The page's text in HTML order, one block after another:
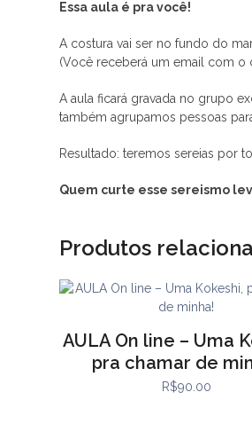
Essa aula é pra você!
A costura vai ser no fundo do
(Você receberá um email com o
A aula ficará gravada no grupo
também agrupamos pessoas
Resultado: teremos sereias por
Quem curte esse sereismo
Produtos
AULA On line – Uma
pra chamar de
R$90.00